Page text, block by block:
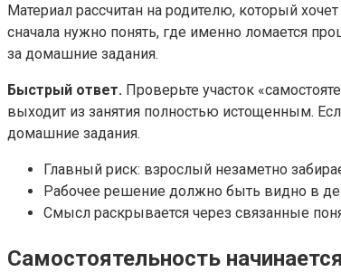
Материал рассчитан на родителю, который
сначала нужно понять, где именно ломается
за домашние задания.
Быстрый ответ. Проверьте участок
выходит из занятия полностью истощенным.
домашние задания.
Главный риск: взрослый незаметно
Рабочее решение должно быть видно в
Смысл раскрывается через связанные
Самостоятельность